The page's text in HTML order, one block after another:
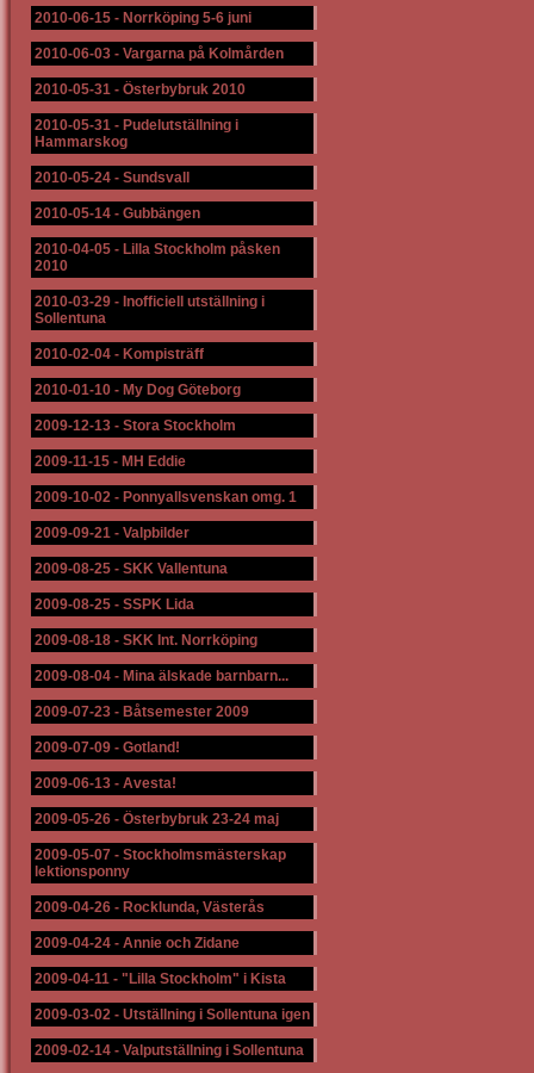
2010-06-15 - Norrköping 5-6 juni
2010-06-03 - Vargarna på Kolmården
2010-05-31 - Österbybruk 2010
2010-05-31 - Pudelutställning i
Hammarskog
2010-05-24 - Sundsvall
2010-05-14 - Gubbängen
2010-04-05 - Lilla Stockholm påsken
2010
2010-03-29 - Inofficiell utställning i
Sollentuna
2010-02-04 - Kompisträff
2010-01-10 - My Dog Göteborg
2009-12-13 - Stora Stockholm
2009-11-15 - MH Eddie
2009-10-02 - Ponnyallsvenskan omg. 1
2009-09-21 - Valpbilder
2009-08-25 - SKK Vallentuna
2009-08-25 - SSPK Lida
2009-08-18 - SKK Int. Norrköping
2009-08-04 - Mina älskade barnbarn...
2009-07-23 - Båtsemester 2009
2009-07-09 - Gotland!
2009-06-13 - Avesta!
2009-05-26 - Österbybruk 23-24 maj
2009-05-07 - Stockholmsmästerskap
lektionsponny
2009-04-26 - Rocklunda, Västerås
2009-04-24 - Annie och Zidane
2009-04-11 - "Lilla Stockholm" i Kista
2009-03-02 - Utställning i Sollentuna igen
2009-02-14 - Valputställning i Sollentuna